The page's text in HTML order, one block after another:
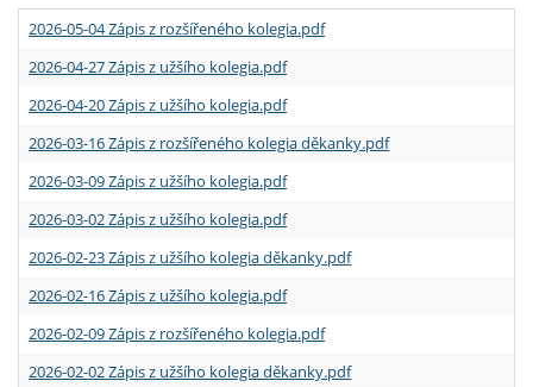
2026-05-04 Zápis z rozšířeného kolegia.pdf
2026-04-27 Zápis z užšího kolegia.pdf
2026-04-20 Zápis z užšího kolegia.pdf
2026-03-16 Zápis z rozšířeného kolegia děkanky.pdf
2026-03-09 Zápis z užšího kolegia.pdf
2026-03-02 Zápis z užšího kolegia.pdf
2026-02-23 Zápis z užšího kolegia děkanky.pdf
2026-02-16 Zápis z užšího kolegia.pdf
2026-02-09 Zápis z rozšířeného kolegia.pdf
2026-02-02 Zápis z užšího kolegia děkanky.pdf